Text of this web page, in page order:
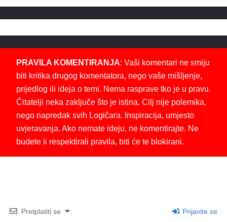
PRAVILA KOMENTIRANJA: Vaši komentari ne smiju
biti kritika drugog komentatora, nego vaše mišljenje,
prijedlog ili ideja o temi. Nema rasprave tko je u pravu.
Čitatelji neka zaključe što je istina. Cilj nije polemika,
nego napredak svih Logičara. Inspiracija, umjesto
uvjeravanja. Ako nemate ideju, ne komentirajte. Ne
budete li respektirali pravila, biti će te blokirani.
Pretplatiti se Prijavite se